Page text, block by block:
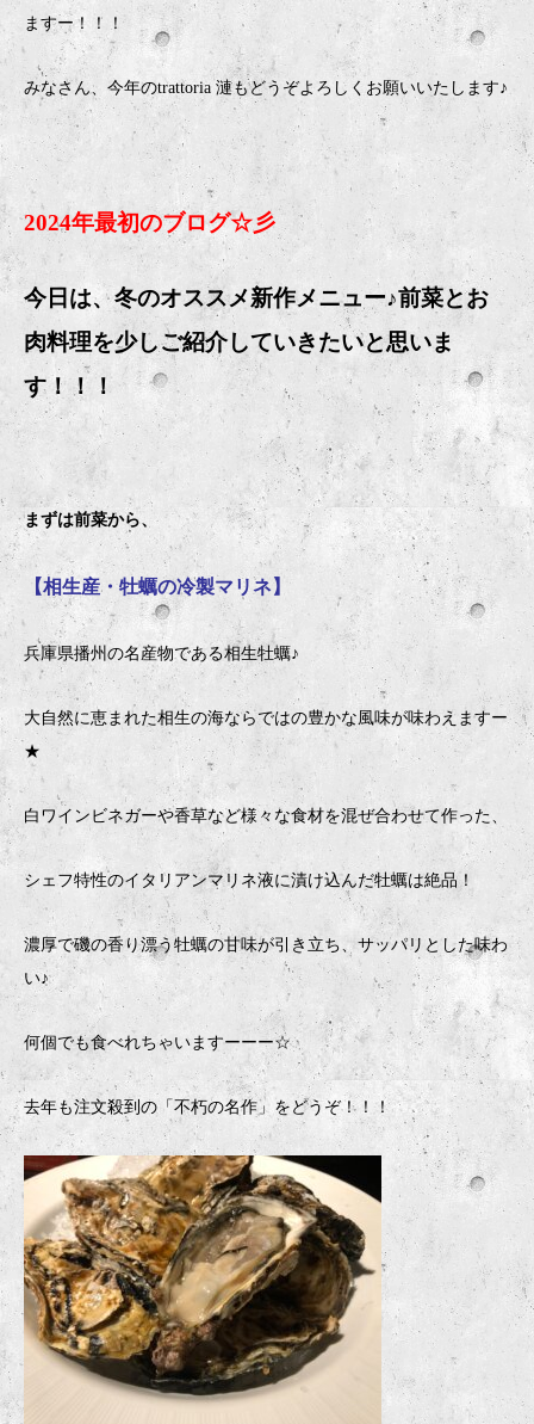
ますー！！！
みなさん、今年のtrattoria 漣もどうぞよろしくお願いいたします♪
2024年最初のブログ☆彡
今日は、冬のオススメ新作メニュー♪前菜とお
肉料理を少しご紹介していきたいと思いま
す！！！
まずは前菜から、
【相生産・牡蠣の冷製マリネ】
兵庫県播州の名産物である相生牡蠣♪
大自然に恵まれた相生の海ならではの豊かな風味が味わえますー
★
白ワインビネガーや香草など様々な食材を混ぜ合わせて作った、
シェフ特性のイタリアンマリネ液に漬け込んだ牡蠣は絶品！
濃厚で磯の香り漂う牡蠣の甘味が引き立ち、サッパリとした味わ
い♪
何個でも食べれちゃいますーーー☆
去年も注文殺到の「不朽の名作」をどうぞ！！！